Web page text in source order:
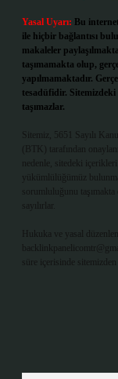
Yasal Uyarı: Bu
ile hiçbir bağlantısı
makaleler
taşımamakta olup,
yapılmamaktadır.
tesadüfidir.
taşımazlar.
Sitemiz, 5651 Sayılı
(BTK) tarafından
nedenle, sitedeki içerikleri
yükümlülüğümüz
sorumluluğunu
sayılırlar.
Hukuka ve yasal
süre içerisinde sitemizden